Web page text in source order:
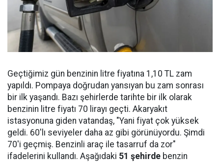
Geçtiğimiz gün benzinin litre fiyatına 1,10 TL zam
yapıldı. Pompaya doğrudan yansıyan bu zam sonrası
bir ilk yaşandı. Bazı şehirlerde tarihte bir ilk olarak
benzinin litre fiyatı 70 lirayı geçti. Akaryakıt
istasyonuna giden vatandaş, "Yani fiyat çok yüksek
geldi. 60'lı seviyeler daha az gibi görünüyordu. Şimdi
70'i geçmiş. Benzinli araç ile tasarruf da zor"
ifadelerini kullandı. Aşağıdaki 51 şehirde benzin